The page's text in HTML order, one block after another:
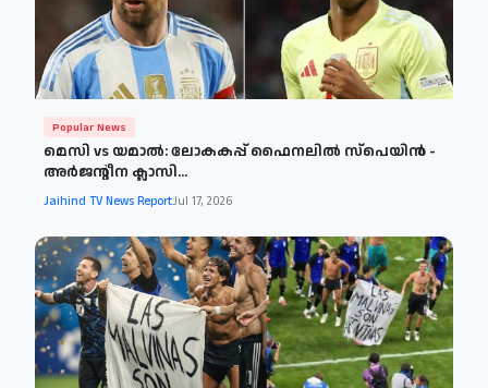
Popular News
മെസി vs യമാൽ: ലോകകപ്പ് ഫൈനലിൽ സ്പെയിൻ -
അർജന്റീന ക്ലാസി...
Jaihind TV News ReportJul 17, 2026